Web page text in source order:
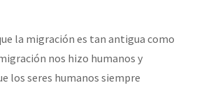
la migración es tan antigua como
nos hizo humanos y
los seres humanos siempre